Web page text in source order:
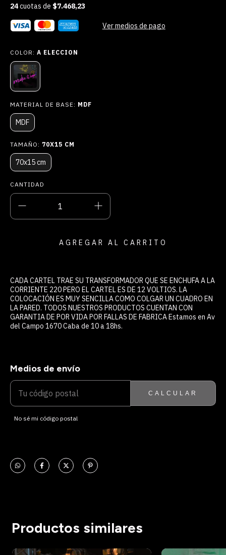
24cuotas de $7.468,23
Ver medios de pago
COLOR: A ELECCION
MATERIAL DE BASE: MDF
MDF
TAMAÑO: 70X15 CM
70x15 cm
CANTIDAD
CADA CARTEL TRAE SU TRANSFORMADOR QUE SE ENCHUFA A LA
CORRIENTE 220 PERO EL CARTEL ES DE 12 VOLTIOS. LA
COLOCACIÓN ES MUY SENCILLA COMO COLGAR UN CUADRO EN
LA PARED. TODOS NUESTROS PRODUCTOS CUENTAN CON
GARANTIA DE POR VIDA POR FALLAS DE FABRICA Estamos en Av
del Campo 1670 Caba de 10 a 18hs.
ENTREGAS PARA EL CP:
Medios de envío
CALCULAR
No sé mi código postal
Productos similares